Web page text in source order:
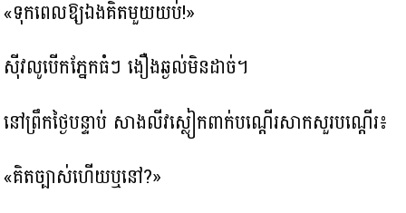
«ទុកពេលឱ្យឯងគិតមួយយប់!»
ស៊ីវលូបើកភ្នែកធំៗ ងឿងឆ្ងល់មិនដាច់។
នៅព្រឹកថ្ងៃបន្ទាប់ សាងលីវស្លៀកពាក់បណ្ដើរសាកសួរបណ្ដើរ៖
«គិតច្បាស់ហើយឬនៅ?»